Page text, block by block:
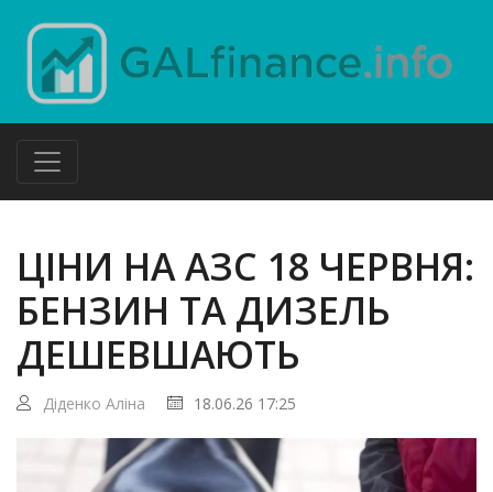
ЦІНИ НА АЗС 18 ЧЕРВНЯ:
БЕНЗИН ТА ДИЗЕЛЬ
ДЕШЕВШАЮТЬ
Діденко Аліна 18.06.26 17:25